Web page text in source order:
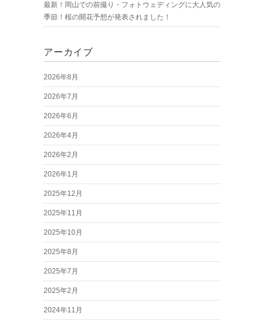
最新！岡山での前撮り・フォトウェディングに大人気の
季節！桜の開花予想が発表されました！
アーカイブ
2026年8月
2026年7月
2026年6月
2026年4月
2026年2月
2026年1月
2025年12月
2025年11月
2025年10月
2025年8月
2025年7月
2025年2月
2024年11月